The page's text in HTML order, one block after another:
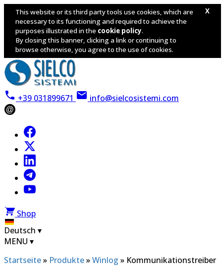
X
This website or its third party tools use cookies, which are
necessary to its functioning and required to achieve the
purposes illustrated in the cookie policy.
By closing this banner, clicking a link or continuing to
browse otherwise, you agree to the use of cookies.
+39 031899671 info@sielcosistemi.com
@
Shop
Deutsch ▾
MENU ▾
Startseite» Produkte»Winlog » Kommunikationstreiber